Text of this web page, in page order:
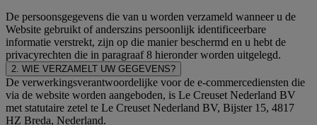
De persoonsgegevens die van u worden verzameld wanneer u de
Website gebruikt of anderszins persoonlijk identificeerbare
informatie verstrekt, zijn op die manier beschermd en u hebt de
privacyrechten die in paragraaf 8 hieronder worden uitgelegd.
2. WIE VERZAMELT UW GEGEVENS?
De verwerkingsverantwoordelijke voor de e-commercediensten die
via de website worden aangeboden, is Le Creuset Nederland BV
met statutaire zetel te Le Creuset Nederland BV, Bijster 15, 4817
HZ Breda, Nederland.